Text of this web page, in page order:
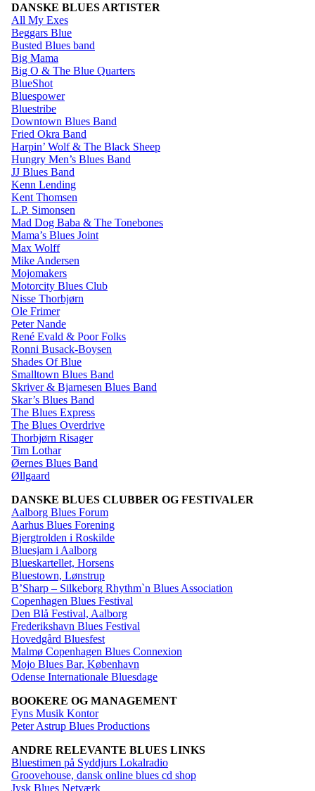
DANSKE BLUES ARTISTER
All My Exes
Beggars Blue
Busted Blues band
Big Mama
Big O & The Blue Quarters
BlueShot
Bluespower
Bluestribe
Downtown Blues Band
Fried Okra Band
Harpin’ Wolf & The Black Sheep
Hungry Men’s Blues Band
JJ Blues Band
Kenn Lending
Kent Thomsen
L.P. Simonsen
Mad Dog Baba & The Tonebones
Mama’s Blues Joint
Max Wolff
Mike Andersen
Mojomakers
Motorcity Blues Club
Nisse Thorbjørn
Ole Frimer
Peter Nande
René Evald & Poor Folks
Ronni Busack-Boysen
Shades Of Blue
Smalltown Blues Band
Skriver & Bjarnesen Blues Band
Skar’s Blues Band
The Blues Express
The Blues Overdrive
Thorbjørn Risager
Tim Lothar
Øernes Blues Band
Øllgaard
DANSKE BLUES CLUBBER OG FESTIVALER
Aalborg Blues Forum
Aarhus Blues Forening
Bjergtrolden i Roskilde
Bluesjam i Aalborg
Blueskartellet, Horsens
Bluestown, Lønstrup
B’Sharp – Silkeborg Rhythm`n Blues Association
Copenhagen Blues Festival
Den Blå Festival, Aalborg
Frederikshavn Blues Festival
Hovedgård Bluesfest
Malmø Copenhagen Blues Connexion
Mojo Blues Bar, København
Odense Internationale Bluesdage
BOOKERE OG MANAGEMENT
Fyns Musik Kontor
Peter Astrup Blues Productions
ANDRE RELEVANTE BLUES LINKS
Bluestimen på Syddjurs Lokalradio
Groovehouse, dansk online blues cd shop
Jysk Blues Netværk